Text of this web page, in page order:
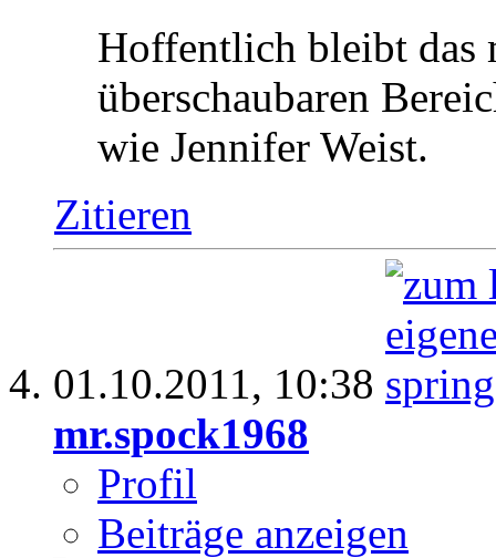
Hoffentlich bleibt das
überschaubaren
wie Jennifer Weist.
Zitieren
01.10.2011, 10:38
mr.spock1968
Profil
Beiträge anzeigen